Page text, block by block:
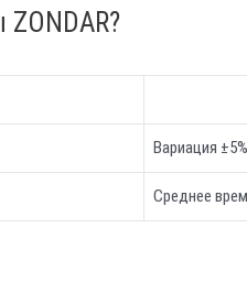
Вариация
Среднее